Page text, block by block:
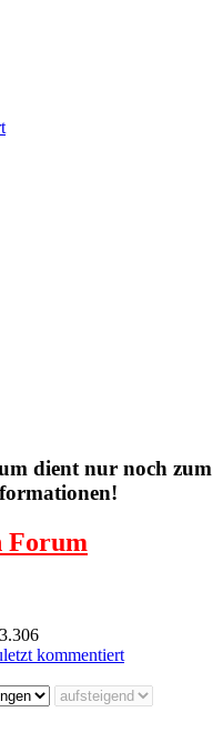
dient nur noch zum
Forum
kommentiert